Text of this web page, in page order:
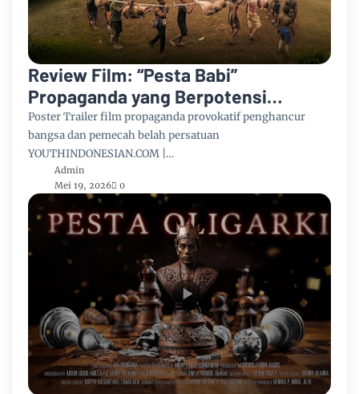
Review Film: “Pesta Babi”
Propaganda yang Berpotensi
Mengulang Luka Kerusuhan Papua
Poster Trailer film propaganda provokatif penghancur
bangsa dan pemecah belah persatuan
YOUTHINDONESIAN.COM |…
Admin
Mei 19, 2026
0